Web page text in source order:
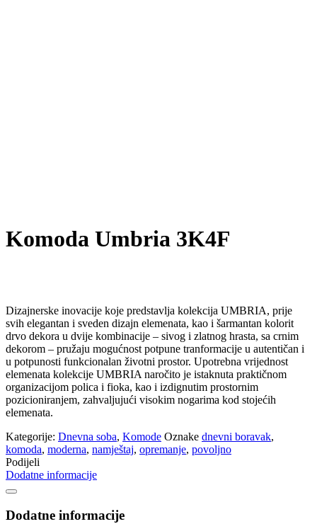
Komoda Umbria 3K4F
Dizajnerske inovacije koje predstavlja kolekcija UMBRIA, prije
svih elegantan i sveden dizajn elemenata, kao i šarmantan kolorit
drvo dekora u dvije kombinacije – sivog i zlatnog hrasta, sa crnim
dekorom – pružaju mogućnost potpune tranformacije u autentičan i
u potpunosti funkcionalan životni prostor. Upotrebna vrijednost
elemenata kolekcije UMBRIA naročito je istaknuta praktičnom
organizacijom polica i fioka, kao i izdignutim prostornim
pozicioniranjem, zahvaljujući visokim nogarima kod stojećih
elemenata.
Kategorije: Dnevna soba, Komode Oznake dnevni boravak,
komoda, moderna, namještaj, opremanje, povoljno
Podijeli
Dodatne informacije
Dodatne informacije